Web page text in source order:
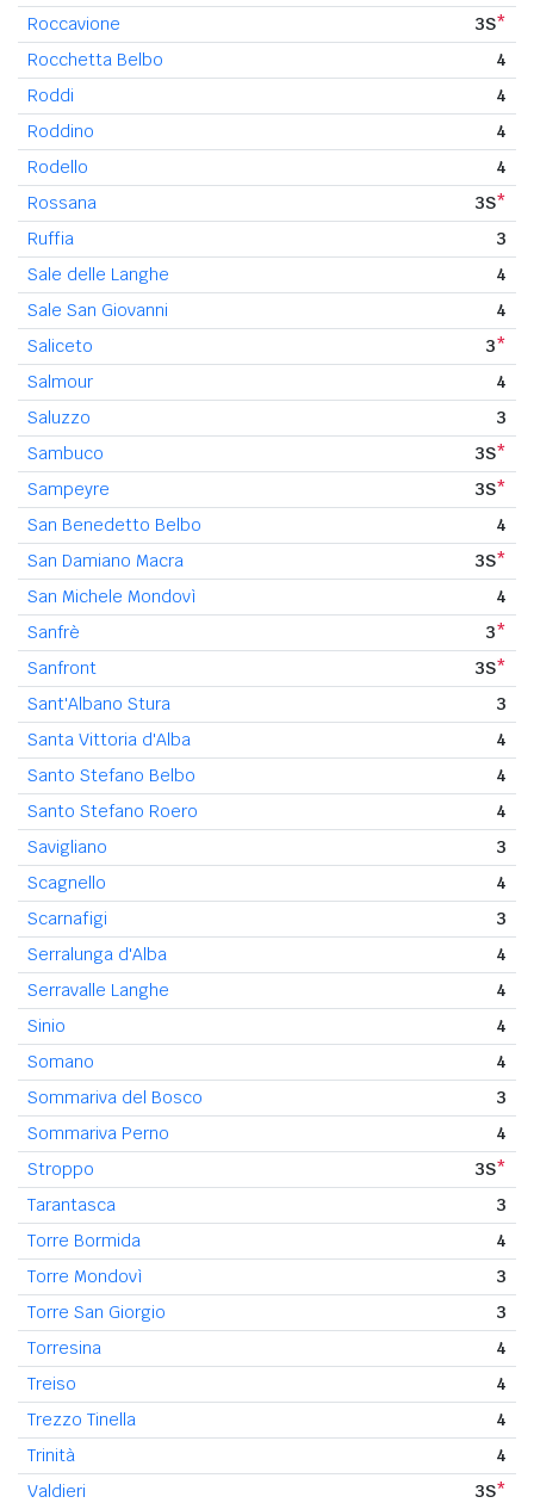
Roccavione
3S*
Rocchetta Belbo
4
Roddi
4
Roddino
4
Rodello
4
Rossana
3S*
Ruffia
3
Sale delle Langhe
4
Sale San Giovanni
4
Saliceto
3*
Salmour
4
Saluzzo
3
Sambuco
3S*
Sampeyre
3S*
San Benedetto Belbo
4
San Damiano Macra
3S*
San Michele Mondovì
4
Sanfrè
3*
Sanfront
3S*
Sant'Albano Stura
3
Santa Vittoria d'Alba
4
Santo Stefano Belbo
4
Santo Stefano Roero
4
Savigliano
3
Scagnello
4
Scarnafigi
3
Serralunga d'Alba
4
Serravalle Langhe
4
Sinio
4
Somano
4
Sommariva del Bosco
3
Sommariva Perno
4
Stroppo
3S*
Tarantasca
3
Torre Bormida
4
Torre Mondovì
3
Torre San Giorgio
3
Torresina
4
Treiso
4
Trezzo Tinella
4
Trinità
4
Valdieri
3S*